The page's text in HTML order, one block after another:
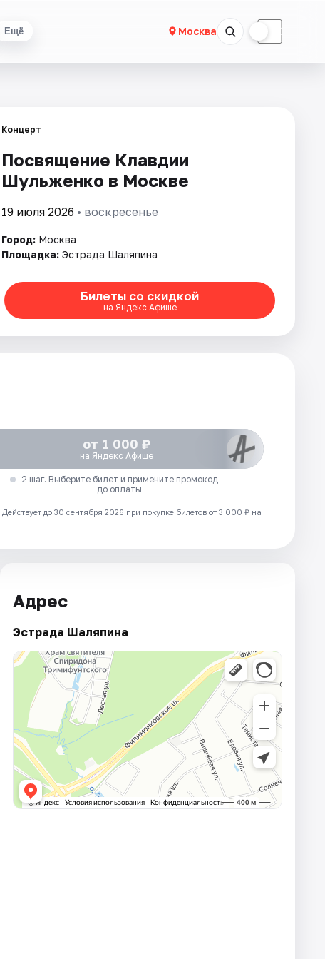
Ещё Москва ☾
Концерт
Посвящение Клавдии
Шульженко в Москве
19 июля 2026 • воскресенье
Город: Москва
Площадка: Эстрада Шаляпина
Билеты со скидкой
на Яндекс Афише
от 1 000 ₽
на Яндекс Афише
2 шаг. Выберите билет и примените промокод
до оплаты
Действует до 30 сентября 2026 при покупке билетов от 3 000 ₽ на
Адрес
Эстрада Шаляпина